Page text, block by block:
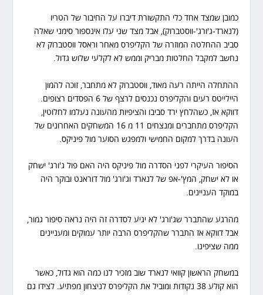
כמובן שמצד אחד כלי התקשורת דיברו על החיבור של הטריו
(לנארד-ג'ורג'-ווסטברוק), אבל מצד שני עלו אינספור סימני שאלה
סביב ההחלטה המוזרה של הקליפרס מאחר וראסל ווסטברוק לא
נחשב למקבל החלטות מבריק וממש לא לקלעי שלוש גדול.
ההתחלה הייתה רעה מאוד, ווסטברוק לא מתחבר, זוכה להמון
היילייטס רעים והקליפרס נכנסים לרצף של 6 הפסדים רצופים.
דווקא אז, כשהלחץ ירד סביבו והציפיות מהעונה נעלמו לחלוטין,
הקליפרס מתחברים ומנצחים 11 מ 16 המשחקים האחרונים של
העונה בדרך למקום החמישי ולמפגש הסוער מול פיניקס.
הסיפור העיקרי לפני הסדרה מול פיניקס היה האם פול ג'ורג' ישחק
או לא ישחק, המץ'-אפ של לנארד וג'ורג' מול דוראנט ובוקר היה
במוקד העניינים.
מהרגע שהתברר שג'ורג' לא יגיע לסדרה זה היה נראה סיפור גמור,
אבל דווקא אז התברר שהקליפרס הרבה יותר עמוקים ומעניינים
ממה שציפינו.
במשחק הראשון קוואי לנארד שוב מזכיר לנו כמה הוא גדול, כאשר
הוא קולע 38 נקודות ומוביל את הקליפרס לניצחון מפתיע. לצידו גם